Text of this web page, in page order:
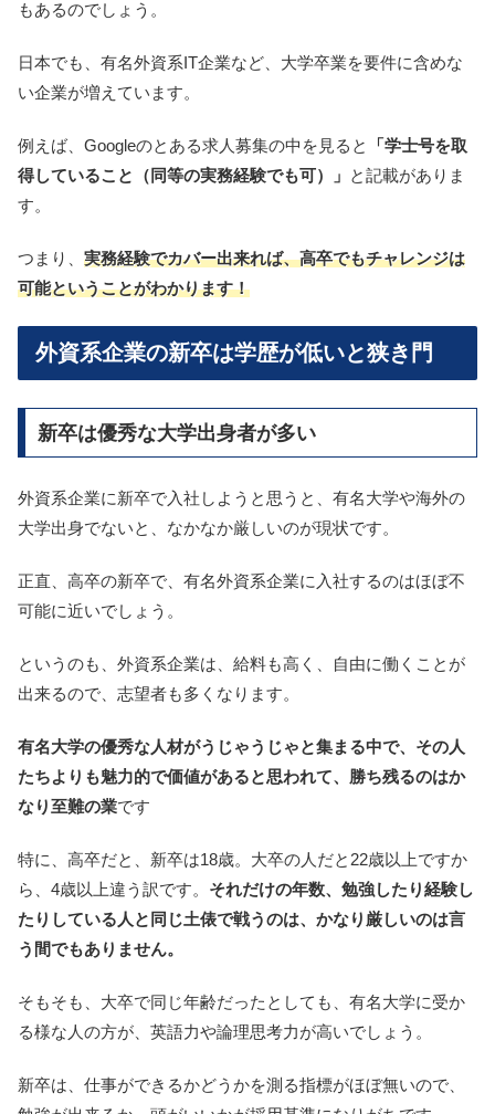
もあるのでしょう。
日本でも、有名外資系IT企業など、大学卒業を要件に含めな
い企業が増えています。
例えば、Googleのとある求人募集の中を見ると
「学士号を取
得していること（同等の実務経験でも可）」 と記載がありま
す。
つまり、 実務経験でカバー出来れば、高卒でもチャレンジは
可能ということがわかります！
外資系企業の新卒は学歴が低いと狭き門
新卒は優秀な大学出身者が多い
外資系企業に新卒で入社しようと思うと、有名大学や海外の
大学出身でないと、なかなか厳しいのが現状です。
正直、高卒の新卒で、有名外資系企業に入社するのはほぼ不
可能に近いでしょう。
というのも、外資系企業は、給料も高く、自由に働くことが
出来るので、志望者も多くなります。
有名大学の優秀な人材がうじゃうじゃと集まる中で、その人
たちよりも魅力的で価値があると思われて、勝ち残るのはか
なり至難の業です
特に、高卒だと、新卒は18歳。大卒の人だと22歳以上ですか
ら、4歳以上違う訳です。 それだけの年数、勉強したり経験し
たりしている人と同じ土俵で戦うのは、かなり厳しいのは言
う間でもありません。
そもそも、大卒で同じ年齢だったとしても、有名大学に受か
る様な人の方が、英語力や論理思考力が高いでしょう。
新卒は、仕事ができるかどうかを測る指標がほぼ無いので、